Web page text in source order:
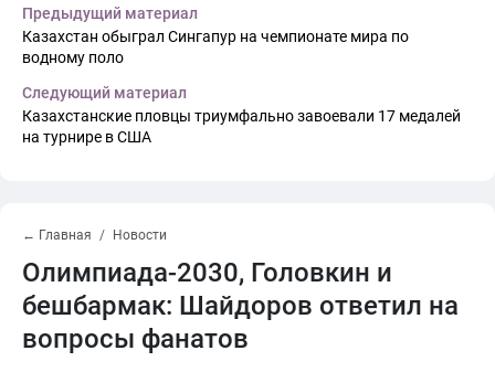
Предыдущий материал
Казахстан обыграл Сингапур на чемпионате мира по
водному поло
Следующий материал
Казахстанские пловцы триумфально завоевали 17 медалей
на турнире в США
← Главная Новости
Олимпиада-2030, Головкин и
бешбармак: Шайдоров ответил на
вопросы фанатов